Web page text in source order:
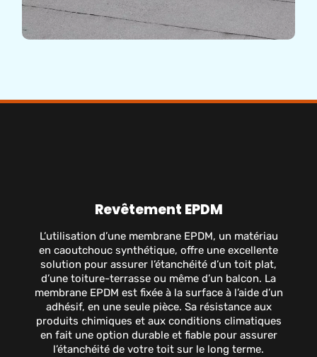
Revêtement EPDM
L’utilisation d’une membrane EPDM, un matériau
en caoutchouc synthétique, offre une excellente
solution pour assurer l’étanchéité d’un toit plat,
d’une toiture-terrasse ou même d’un balcon. La
membrane EPDM est fixée à la surface à l’aide d’un
adhésif, en une seule pièce. Sa résistance aux
produits chimiques et aux conditions climatiques
en fait une option durable et fiable pour assurer
l’étanchéité de votre toit sur le long terme.